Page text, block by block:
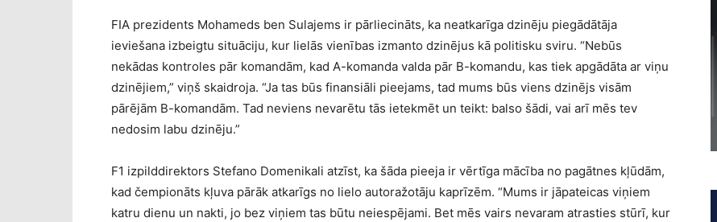
FIA prezidents Mohameds ben Sulajems ir pārliecināts, ka neatkarīga dzinēju piegādātāja
ieviešana izbeigtu situāciju, kur lielās vienības izmanto dzinējus kā politisku sviru. “Nebūs
nekādas kontroles pār komandām, kad A-komanda valda pār B-komandu, kas tiek apgādāta ar viņu
dzinējiem,” viņš skaidroja. “Ja tas būs finansiāli pieejams, tad mums būs viens dzinējs visām
pārējām B-komandām. Tad neviens nevarētu tās ietekmēt un teikt: balso šādi, vai arī mēs tev
nedosim labu dzinēju.”
F1 izpilddirektors Stefano Domenikali atzīst, ka šāda pieeja ir vērtīga mācība no pagātnes kļūdām,
kad čempionāts kļuva pārāk atkarīgs no lielo autoražotāju kaprīzēm. “Mums ir jāpateicas viņiem
katru dienu un nakti, jo bez viņiem tas būtu neiespējami. Bet mēs vairs nevaram atrasties stūrī, kur